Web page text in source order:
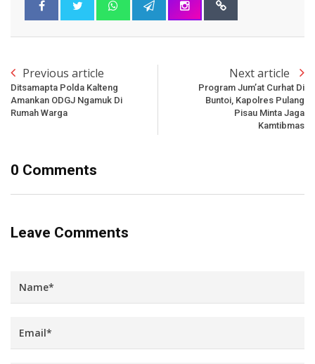
Previous article
Ditsamapta Polda Kalteng
Amankan ODGJ Ngamuk Di
Rumah Warga
Next article
Program Jum’at Curhat Di
Buntoi, Kapolres Pulang
Pisau Minta Jaga
Kamtibmas
0 Comments
Leave Comments